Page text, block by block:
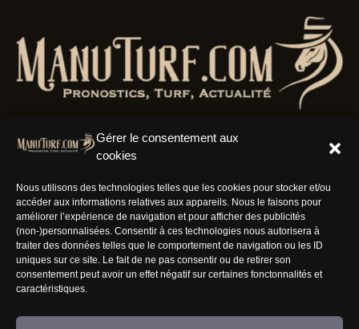
Gérer le consentement aux
cookies
Nous utilisons des technologies telles que les cookies pour stocker et/ou
accéder aux informations relatives aux appareils. Nous le faisons pour
améliorer l’expérience de navigation et pour afficher des publicités
(non-)personnalisées. Consentir à ces technologies nous autorisera à
traiter des données telles que le comportement de navigation ou les ID
uniques sur ce site. Le fait de ne pas consentir ou de retirer son
consentement peut avoir un effet négatif sur certaines fonctonnalités et
caractéristiques.
Informations
Nous rejoindre